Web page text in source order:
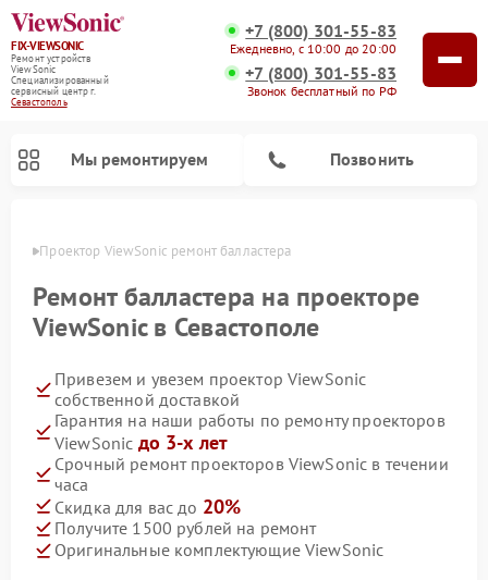
FIX-VIEWSONIC
Ремонт устройств
ViewSonic
Специализированный
cервисный центр г.
Севастополь
+7 (800) 301-55-83
Ежедневно, с 10:00 до 20:00
+7 (800) 301-55-83
Звонок бесплатный по РФ
Мы ремонтируем Позвонить
Проектор ViewSonic ремонт балластера
Ремонт балластера на проекторе
ViewSonic в Севастополе
Привезем и увезем проектор ViewSonic
собственной доставкой
Гарантия на наши работы по ремонту проекторов
ViewSonic до 3-х лет
Срочный ремонт проекторов ViewSonic в течении
часа
Скидка для вас до 20%
Получите 1500 рублей на ремонт
Оригинальные комплектующие ViewSonic